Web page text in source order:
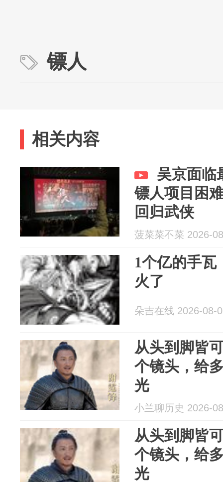
镖人
相关内容
吴京面临
镖人项目困
回归武侠
菠菜菜不菜 2026-
1个亿的手瓦
火了
朵吉在线 2026-08-
从头到脚皆
个镜头，给
光
小兰聊历史 2026-
从头到脚皆
个镜头，给
光